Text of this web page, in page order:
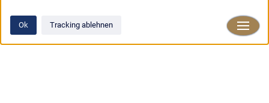
Ok Tracking ablehnen